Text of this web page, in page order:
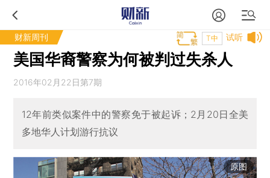
财新周刊 试听
T中
美国华裔警察为何被判过失杀人
2016年02月22日第7期
12年前类似案件中的警察免于被起诉；2月20日全美
多地华人计划游行抗议
原图